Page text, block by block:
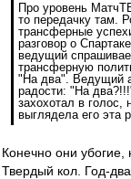
Про уровень
то передачку там.
трансферные
разговор о
ведущий
трансферную
"На два". Ведущий
радости: "На
захохотал в голос,
выглядела его эта
Конечно они убогие,
Твердый кол. Год-